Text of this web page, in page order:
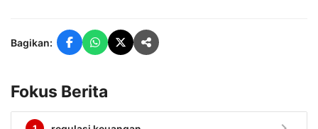
Bagikan:
Fokus Berita